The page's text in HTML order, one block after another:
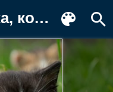
Обои